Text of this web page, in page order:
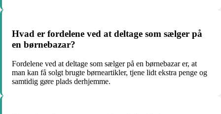
Hvad er fordelene ved at deltage som sælger på
en børnebazar?
Fordelene ved at deltage som sælger på en børnebazar er, at
man kan få solgt brugte børneartikler, tjene lidt ekstra penge og
samtidig gøre plads derhjemme.